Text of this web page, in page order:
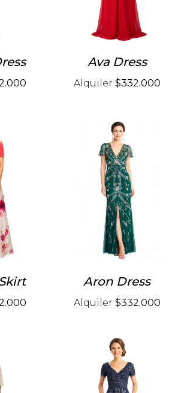
Ava Dress
Alquiler $332.000
Aron Dress
Alquiler $332.000